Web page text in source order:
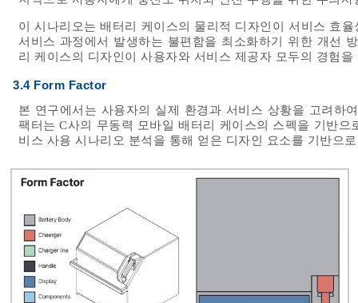
이 시나리오는 배터리 케이스의 물리적 디자인이 서비스 효
서비스 과정에서 발생하는 불편함을 최소화하기 위한 개선
리 케이스의 디자인이 사용자와 서비스 제공자 모두의 경험
3.4 Form Factor
본 연구에서는 사용자의 실제 환경과 서비스 상황을 고려하
팩터는 C사의 무동력 모바일 배터리 케이스의 스펙을 기반
비스 사용 시나리오 분석을 통해 얻은 디자인 요소를 기반으